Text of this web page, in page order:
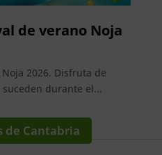
de verano Noja
2026. Disfruta de
durante el...
de Cantabria